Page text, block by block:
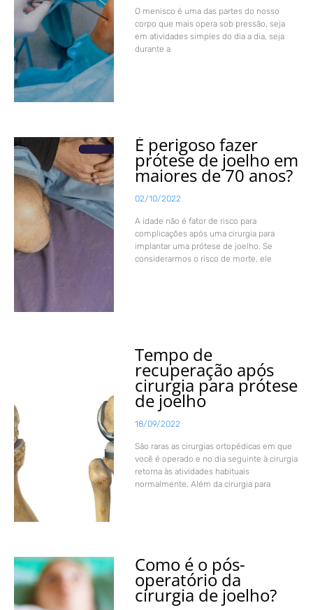
O menisco é uma das partes do nosso
corpo que mais opera sob pressão, seja
em atividades simples do dia a dia, seja
durante a
É perigoso fazer
prótese de joelho em
maiores de 70 anos?
02/10/2022
A idade não é fator de risco para
complicações após uma cirurgia para
implantar uma prótese de joelho. Se
considerarmos o risco de morte, ele
Tempo de
recuperação após
cirurgia para prótese
de joelho
18/09/2022
São raras as cirurgias ortopédicas em que
você é operado e no dia seguinte à cirurgia
retorna às atividades habituais
normalmente. Além da cirurgia para
Como é o pós-
operatório da
cirurgia de joelho?